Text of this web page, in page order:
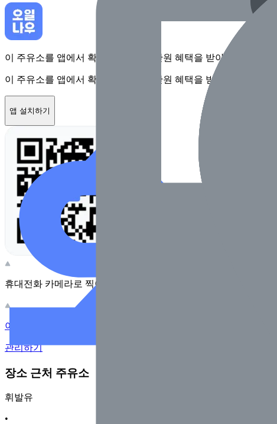
이 주유소를 앱에서 확인하고 최대 1만원 혜택을 받아보세요
이 주유소를 앱에서 확인하고 최대 1만원 혜택을 받아보세요
앱 설치하기
휴대전화 카메라로 찍어보세요
이 주유소의 사장님이신가요?
관리하기
장소 근처 주유소
휘발유
•